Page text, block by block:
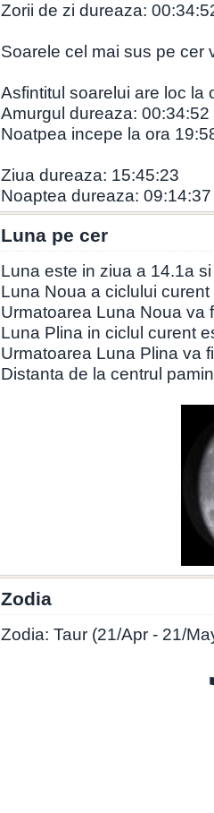
Zorii de zi dureaza:
Soarele cel mai sus pe cer
Asfintitul soarelui are loc la
Amurgul dureaza: 00:34:52
Noatpea incepe la ora
Ziua dureaza: 15:45:23
Noaptea dureaza: 09:14:37
Luna pe cer
Luna este in ziua a 14.1a
Luna Noua a ciclului
Urmatoarea Luna Noua va
Luna Plina in ciclul curent
Urmatoarea Luna Plina va
Distanta de la centrul
Zodia
Zodia: Taur (21/Apr - 21/